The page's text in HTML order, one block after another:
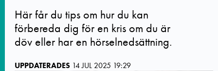
Här får du tips om hur du kan
förbereda dig för en kris om du är
döv eller har en hörselnedsättning.
UPPDATERADES 14 JUL 2025 19:29